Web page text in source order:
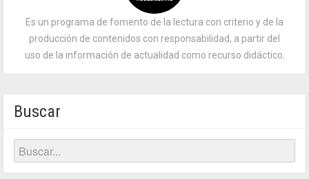
Es un programa de fomento de la lectura con criterio y de la
producción de contenidos con responsabilidad, a partir del
uso de la información de actualidad como recurso didáctico.
Buscar